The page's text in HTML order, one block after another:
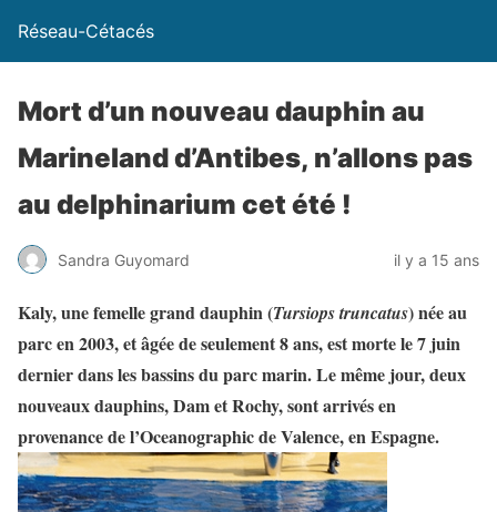
Réseau-Cétacés
Mort d’un nouveau dauphin au
Marineland d’Antibes, n’allons pas
au delphinarium cet été !
Sandra Guyomard il y a 15 ans
Kaly, une femelle grand dauphin (Tursiops truncatus) née au
parc en 2003, et âgée de seulement 8 ans, est morte le 7 juin
dernier dans les bassins du parc marin. Le même jour, deux
nouveaux dauphins, Dam et Rochy, sont arrivés en
provenance de l’Oceanographic de Valence, en Espagne.